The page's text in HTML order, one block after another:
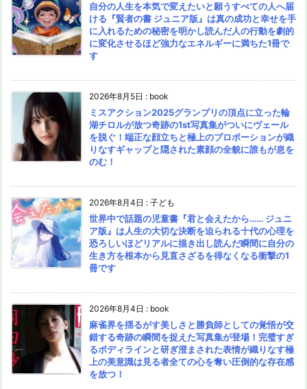
自分の人生を本気で変えたいと願うすべての人へ届
ける『賢者の書 ジュニア版』は真の成功と幸せを手
に入れるための秘密を明かし読んだ人の行動を劇的
に変化させるほど強力なエネルギーに満ちた1冊で
す
2026年8月5日 : book
ミスアクション2025グランプリの頂点に立った輪
湖チロルが放つ奇跡の1st写真集がついにヴェール
を脱ぐ！端正な顔立ちと極上のプロポーションが織
りなすギャップと隠された素顔の全貌に誰もが息を
のむ！
2026年8月4日 : 子ども
世界中で話題の児童書『君と会えたから…… ジュニ
ア版』は人生の大切な決断を迫られる十代の心理を
恐ろしいほどリアルに描き出し読んだ瞬間に自分の
生き方を根本から見直さざるを得なくなる衝撃の1
冊です
2026年8月4日 : book
麻雀界を揺るがす美しさと勝負師としての覚悟が交
錯する奇跡の瞬間を捉えた写真集が登場！完璧すぎ
るボディラインと研ぎ澄まされた表情が織りなす極
上の美意識は見る者全ての心を奪い圧倒的な存在感
を放つ！